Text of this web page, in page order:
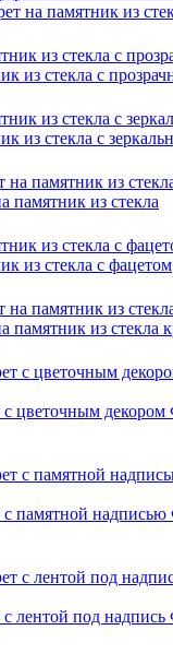
на памятник из
из стекла с
из стекла с
памятник из стекла
из стекла с фацетом
памятник из стекла
цветочным декором
памятной надписью
лентой под надпись